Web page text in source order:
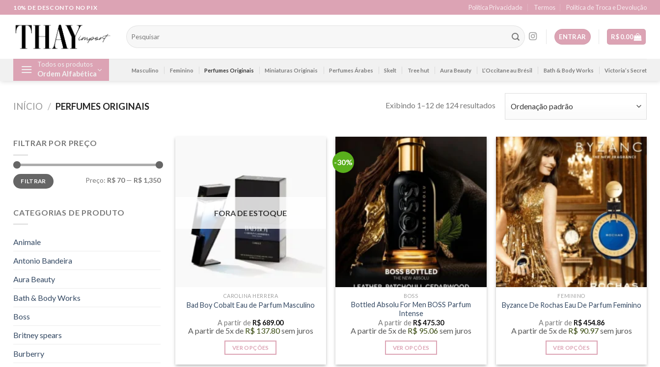
Skip
to
content
10% DE DESCONTO NO PIX Política Privacidade Termos Politica de Troca e Devolução
Pesquisar
por:
ENTRAR R$0.00
Todos os produtos
Ordem Alfabética Masculino Feminino Perfumes Originais Miniaturas Originais Perfumes Árabes Skelt Tree hut Aura Beauty L’Occitane au Brésil Bath & Body Works Victoria’s Secret
INÍCIO / PERFUMES ORIGINAIS Exibindo 1–12 de 124 resultados
FILTRAR POR PREÇO
Preço
mínimo
Preço
máximo
FILTRAR Preço: R$ 70— R$ 1,350
CATEGORIAS DE PRODUTO
Animale
Antonio Bandeira
Aura Beauty
Bath & Body Works
Boss
Britney spears
Burberry
FORA DE ESTOQUE
CAROLINA HERRERA
Bad Boy Cobalt Eau de Parfum Masculino
A partir de R$ 689.00
A partir de 5x de R$137.80sem juros
VER OPÇÕES
-30%
BOSS
Bottled Absolu For Men BOSS Parfum
Intense
A partir de R$475.30
A partir de 5x de R$95.06sem juros
VER OPÇÕES
FEMININO
Byzance De Rochas Eau De Parfum Feminino
A partir de R$454.86
A partir de 5x de R$90.97sem juros
VER OPÇÕES